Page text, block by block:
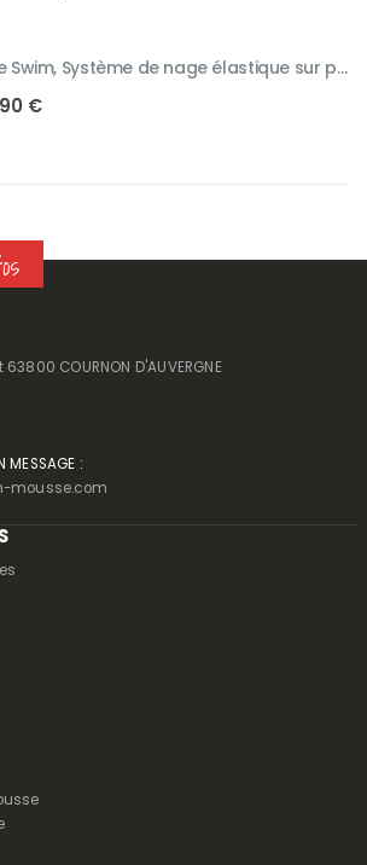
était :
89,00 €. 66,75 €.
Free Swim, Système de nage élastique sur place
€
COURNON D'AUVERGNE
MESSAGE :
mousse.com